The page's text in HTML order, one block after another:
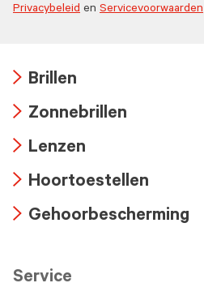
Privacybeleid en Servicevoorwaarden
icon
Brillen
icon
Zonnebrillen
icon
Lenzen
icon
Hoortoestellen
Gehoorbescherming
Service